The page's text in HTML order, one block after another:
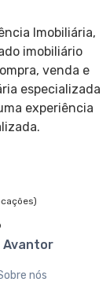
Imobiliária,
imobiliário
venda e
especializada
experiência
Avantor
nós